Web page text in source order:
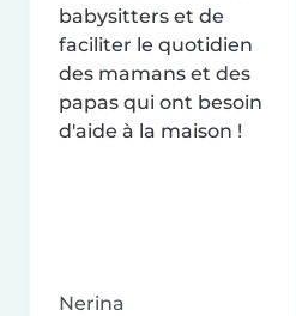
babysitters et de
faciliter le quotidien
des mamans et des
papas qui ont besoin
d'aide à la maison !
Nerina